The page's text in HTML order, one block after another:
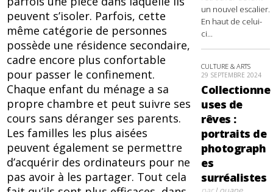
peuvent s’isoler. Parfois, cette
même catégorie de personnes
possède une résidence secondaire,
cadre encore plus confortable
pour passer le confinement.
Chaque enfant du ménage a sa
propre chambre et peut suivre ses
cours sans déranger ses parents.
Les familles les plus aisées
peuvent également se permettre
d’acquérir des ordinateurs pour ne
pas avoir à les partager. Tout cela
un nouvel escalier.
En haut de celui-
ci...
CULTURE & ARTS
29 SEPTEMBRE 2024
Collectionne
uses de
rêves :
portraits de
photograph
es
surréalistes